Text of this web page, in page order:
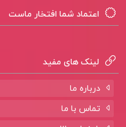
اعتماد شما افتخار ماست
لینک های مفید
درباره ما
تماس با ما